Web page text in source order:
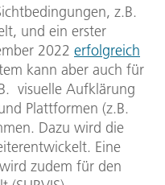
z.B.
und ein erster
2022 erfolgreich
kann aber auch für
visuelle Aufklärung
Plattformen (z.B.
Dazu wird die
Eine
zudem für den